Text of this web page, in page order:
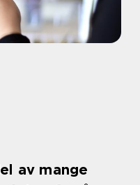
av mange